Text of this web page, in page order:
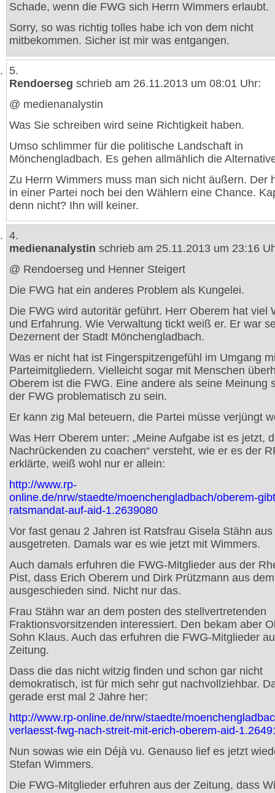
Schade, wenn die FWG sich Herrn Wimmers erlaubt.
Sorry, so was richtig tolles habe ich von dem nicht
mitbekommen. Sicher ist mir was entgangen.
5.
Rendoerseg schrieb am 26.11.2013 um 08:01 Uhr:
@ medienanalystin
Was Sie schreiben wird seine Richtigkeit haben.
Umso schlimmer für die politische Landschaft in
Mönchengladbach. Es gehen allmählich die
Zu Herrn Wimmers muss man sich nicht äußern. Der
in einer Partei noch bei den Wählern eine Chance.
denn nicht? Ihn will keiner.
4.
medienanalystin schrieb am 25.11.2013 um 23:16
@ Rendoerseg und Henner Steigert
Die FWG hat ein anderes Problem als Kungelei.
Die FWG wird autoritär geführt. Herr Oberem hat viel
und Erfahrung. Wie Verwaltung tickt weiß er. Er war
Dezernent der Stadt Mönchengladbach.
Was er nicht hat ist Fingerspitzengefühl im Umgang
Parteimitgliedern. Vielleicht sogar mit Menschen
Oberem ist die FWG. Eine andere als seine Meinung
der FWG problematisch zu sein.
Er kann zig Mal beteuern, die Partei müsse verjüngt
Was Herr Oberem unter: „Meine Aufgabe ist es jetzt,
Nachrückenden zu coachen“ versteht, wie er es der
erklärte, weiß wohl nur er allein:
http://www.rp-
online.de/nrw/staedte/moenchengladbach/oberem-
ratsmandat-auf-aid-1.2639080
Vor fast genau 2 Jahren ist Ratsfrau Gisela Stähn
ausgetreten. Damals war es wie jetzt mit Wimmers.
Auch damals erfuhren die FWG-Mitglieder aus der
Pist, dass Erich Oberem und Dirk Prützmann aus
ausgeschieden sind. Nicht nur das.
Frau Stähn war an dem posten des stellvertretenden
Fraktionsvorsitzenden interessiert. Den bekam aber
Sohn Klaus. Auch das erfuhren die FWG-Mitglieder
Zeitung.
Dass die das nicht witzig finden und schon gar nicht
demokratisch, ist für mich sehr gut nachvollziehbar.
gerade erst mal 2 Jahre her:
http://www.rp-online.de/nrw/staedte/
verlaesst-fwg-nach-streit-mit-erich-oberem-aid-
Nun sowas wie ein Déjà vu. Genauso lief es jetzt
Stefan Wimmers.
Die FWG-Mitglieder erfuhren aus der Zeitung, dass